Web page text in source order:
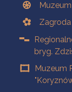
Zagroda
bryg.
Muzeum